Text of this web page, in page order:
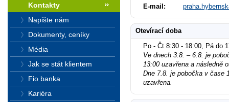
E-mail:
Otevírací doba
Po - Čt 8:30 - 18:00, Pá do
Ve dnech 3.8. – 6.8. je
13:00 uzavřena a následně
Dne 7.8. je pobočka v čase
uzavřena.
Kontakty
Napište nám
Dokumenty, ceníky
Média
Jak se stát klientem
Fio banka
Kariéra